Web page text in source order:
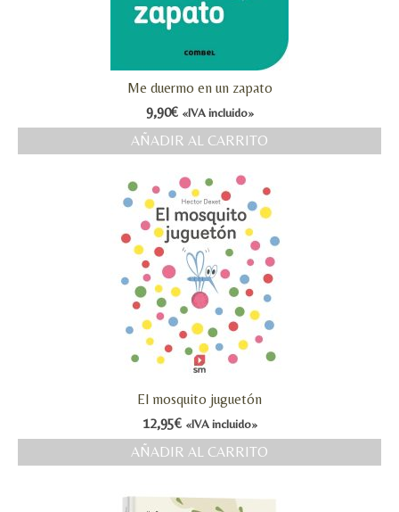
Me duermo en un zapato
9,90€ «IVA incluido»
AÑADIR AL CARRITO
El mosquito juguetón
12,95€ «IVA incluido»
AÑADIR AL CARRITO